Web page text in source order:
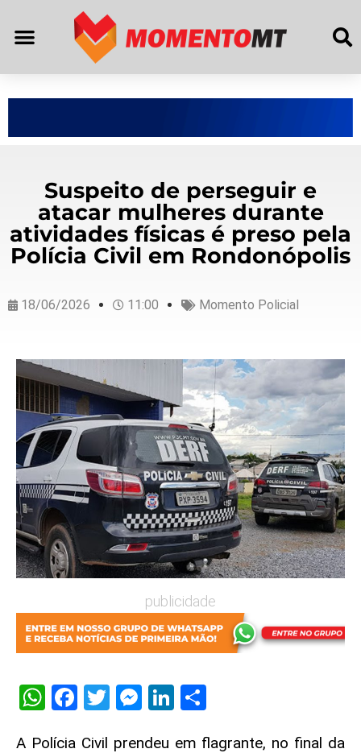
Suspeito de perseguir e
atacar mulheres durante
atividades físicas é preso pela
Polícia Civil em Rondonópolis
18/06/2026 11:00 Momento Policial
publicidade
WhatsApp
Facebook
Twitter
Messenger
LinkedIn
A Polícia Civil prendeu em flagrante, no final da